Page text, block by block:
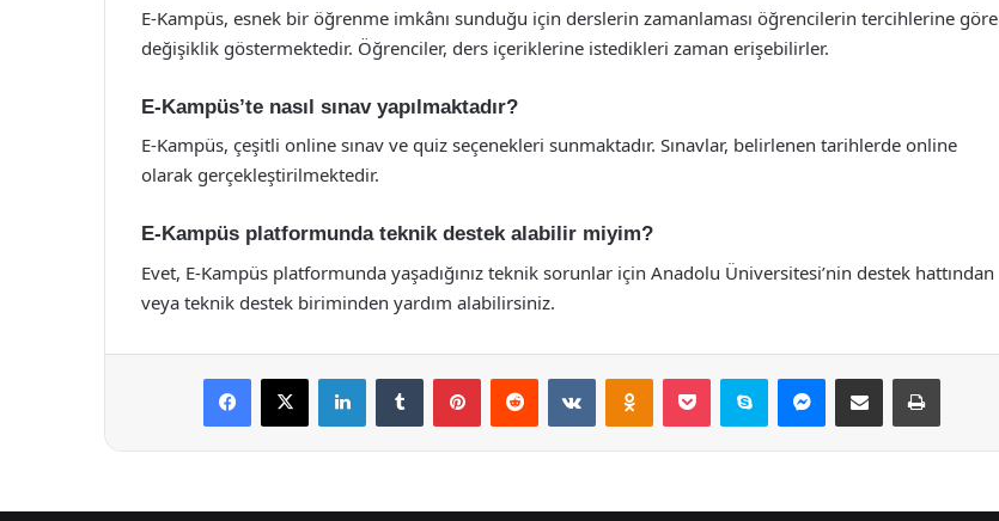
E-Kampüs, esnek bir öğrenme imkânı sunduğu için derslerin zamanlaması öğrencilerin tercihlerine göre
değişiklik göstermektedir. Öğrenciler, ders içeriklerine istedikleri zaman erişebilirler.
E-Kampüs’te nasıl sınav yapılmaktadır?
E-Kampüs, çeşitli online sınav ve quiz seçenekleri sunmaktadır. Sınavlar, belirlenen tarihlerde online
olarak gerçekleştirilmektedir.
E-Kampüs platformunda teknik destek alabilir miyim?
Evet, E-Kampüs platformunda yaşadığınız teknik sorunlar için Anadolu Üniversitesi’nin destek hattından
veya teknik destek biriminden yardım alabilirsiniz.
Facebook
X LinkedInTumblr PinterestReddit VKontakteOdnoklassniki
Pocket Skype Messenger
E-Posta ile paylaş Yazdır